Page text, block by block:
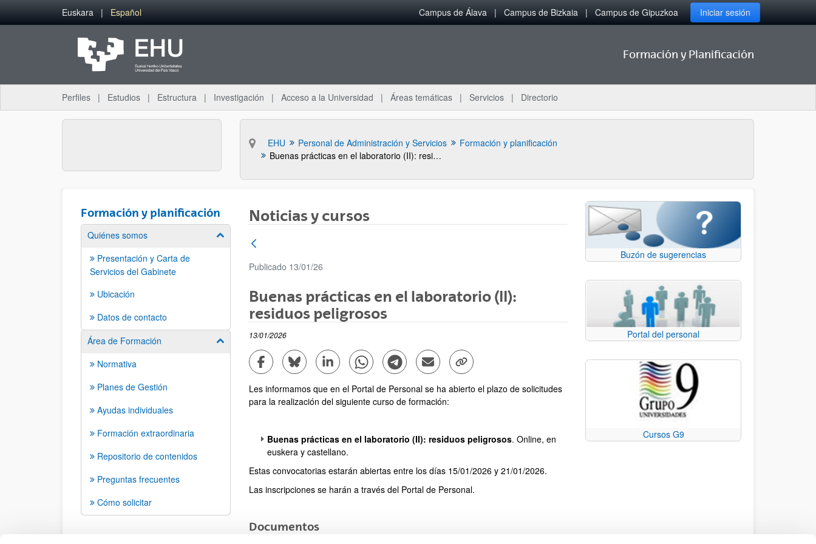
Saltar al contenido principal
Euskara Español Campus de Álava Campus de Bizkaia Campus de Gipuzkoa Iniciar sesión
Formación y Planificación
Perfiles Estudios Estructura Investigación Acceso a la Universidad Áreas temáticas Servicios Directorio
EHU Personal de Administración y Servicios
Formación y planificación
Buenas prácticas en el laboratorio (II): residuos peligrosos
Formación y planificación
Quiénes somos Mostrar/ocultar subpáginas
Presentación y Carta de
Servicios del Gabinete
Ubicación
Datos de contacto
Área de Formación
Mostrar/ocultar subpáginas
Normativa
Planes de Gestión
Ayudas individuales
Formación extraordinaria
Repositorio de contenidos
Preguntas frecuentes
Cómo solicitar
Noticias y cursos
Publicado 13/01/26
Buenas prácticas en el laboratorio (II):
residuos peligrosos
13/01/2026
Compartir en Facebook - (Abre una nueva ventana)
Compartir en Bluesky - (Abre una nueva ventana)
Compartir en Linkedin - (Abre una nueva ventana)
Compartir en Whatsapp - (Abre una nueva ventana)
Compartir en Telegram - (Abre una nueva ventana)
Enviar por correo electrónico - (Abre una nueva ventana)
Copiar enlace - (Abre una nueva ventana)
Les informamos que en el Portal de Personal se ha abierto el plazo de solicitudes
para la realización del siguiente curso de formación:
Buenas prácticas en el laboratorio (II): residuos peligrosos. Online, en
euskera y castellano.
Estas convocatorias estarán abiertas entre los días 15/01/2026 y 21/01/2026.
Las inscripciones se harán a través del Portal de Personal.
Documentos
Buzón de sugerencias
Portal del personal
Cursos G9